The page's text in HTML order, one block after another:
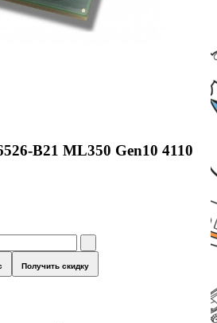
B21 ML350 Gen10 4110
Получить скидку